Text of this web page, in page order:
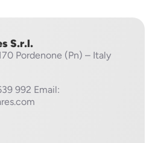
S.r.l.
Pordenone (Pn) – Italy
992 Email: